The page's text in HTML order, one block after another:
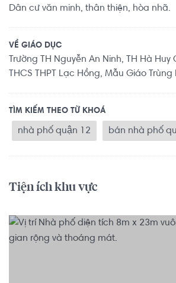
Dân cư văn minh, thân thiện, hòa nhã.
VỀ GIÁO DỤC
Trường TH Nguyễn An Ninh, TH Hà
THCS THPT Lạc Hồng, Mẫu Giáo Trùng
TÌM KIẾM THEO TỪ KHOÁ
nhà phố quận 12 bán nhà phố
Tiện ích khu vực